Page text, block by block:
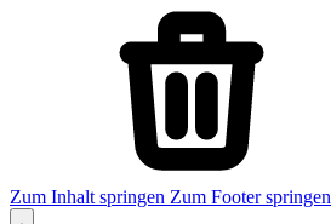
Zum Inhalt springen Zum Footer springen